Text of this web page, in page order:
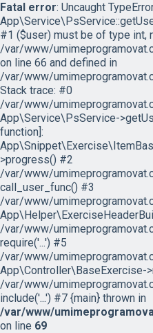
Fatal error: Uncaught
#1 ($user) must be of type int,
/var/www/
on line 66 and defined in
/var/www/
Stack trace: #0
/var/www/
App\Service\PsService-
function]:
>progress() #2
/var/www/
call_user_func() #3
/var/www/
/var/www/
require('...') #5
/var/www/
App\Controller\BaseExercise-
/var/www/
include('...') #7 {main} thrown in
/var/www/
on line 69